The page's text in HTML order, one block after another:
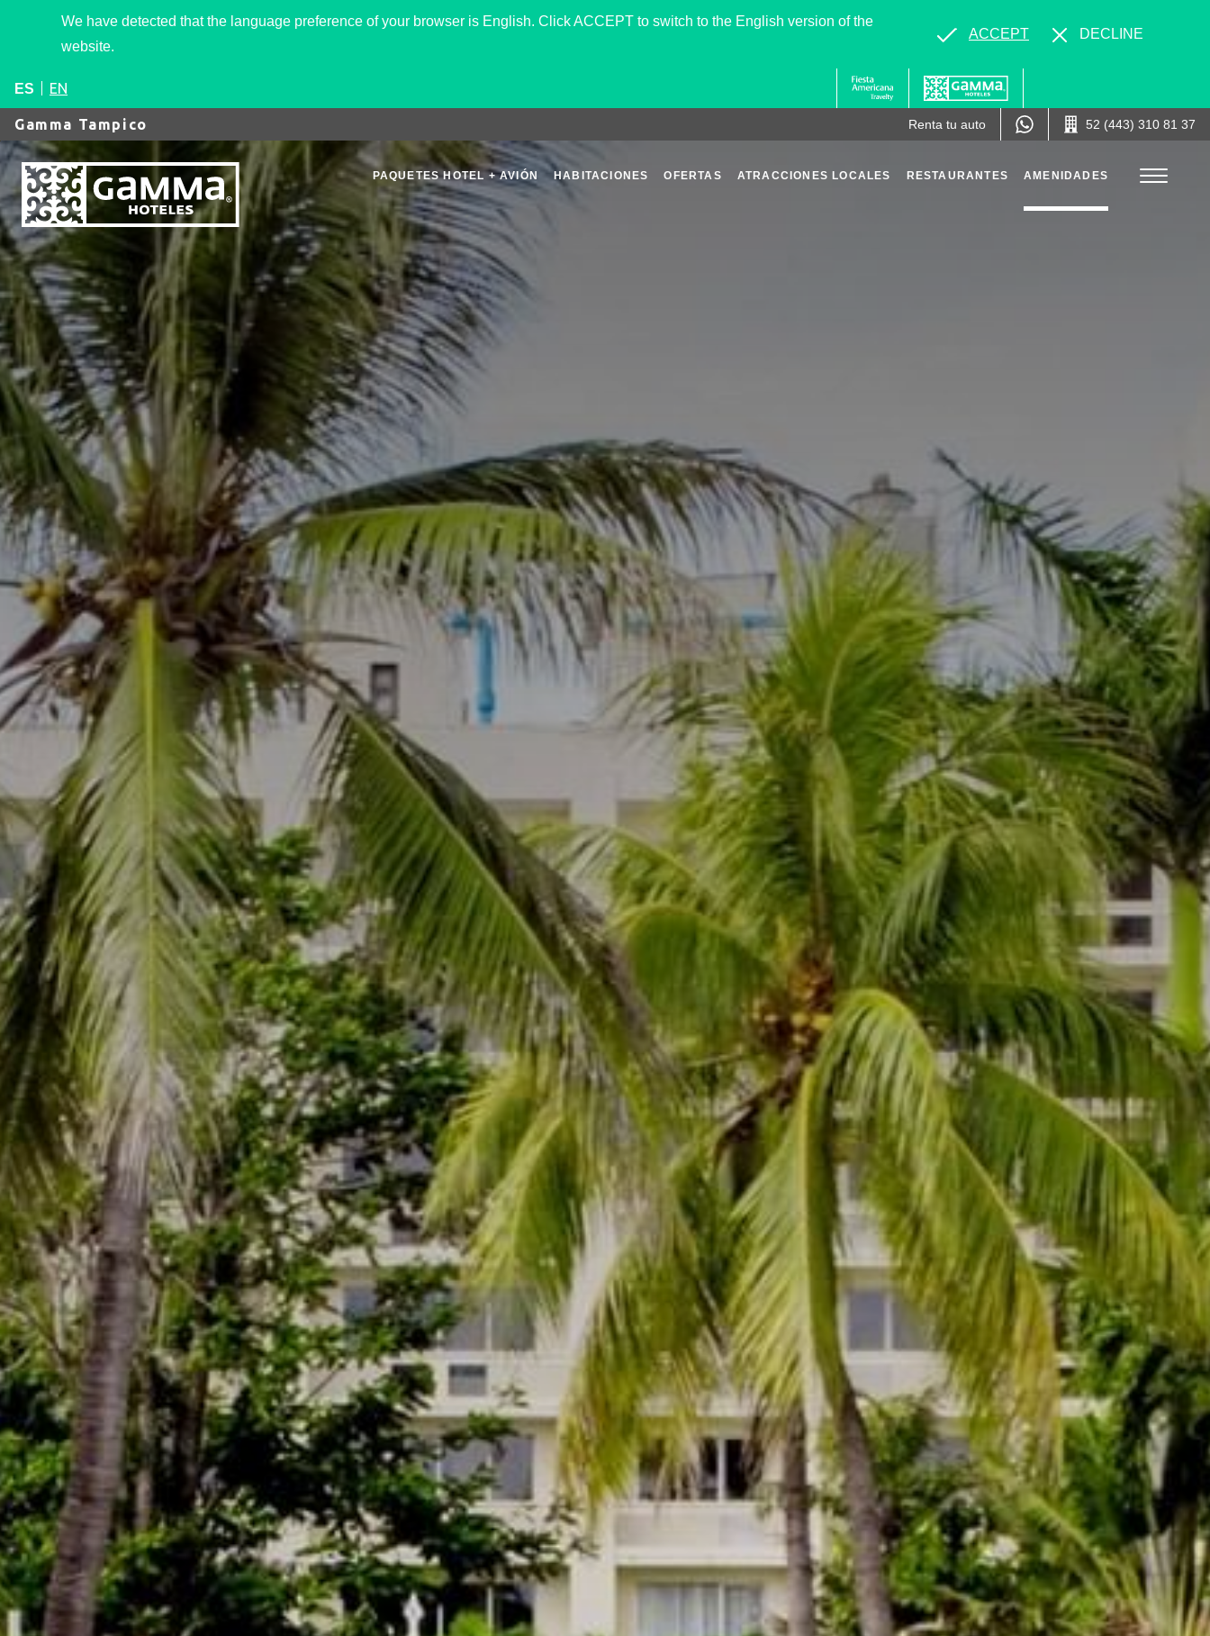
ES EN
Gamma Tampico Renta tu auto 52 (443) 310 81 37
PAQUETES HOTEL + AVIÓN HABITACIONES OFERTAS ATRACCIONES LOCALES RESTAURANTES AMENIDADES
We have detected that the language preference of your browser is English. Click ACCEPT to switch to the English version of the
website.
ACCEPT DECLINE